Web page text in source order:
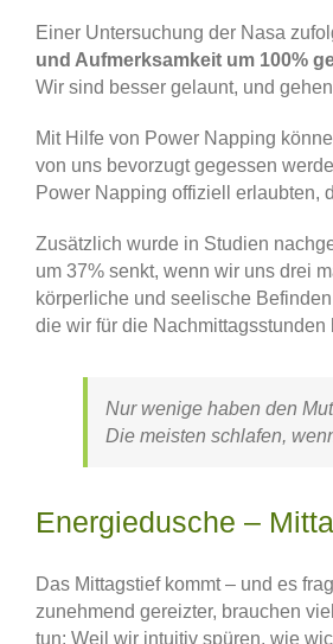
Einer Untersuchung der Nasa
und Aufmerksamkeit um 100%
Wir sind besser gelaunt, und
Mit Hilfe von Power Napping
von uns bevorzugt gegessen
Power Napping offiziell erlaubten,
Zusätzlich wurde in Studien
um 37% senkt, wenn wir uns drei
körperliche und seelische
die wir für die Nachmittagsstunden
Nur wenige haben den
Die meisten schlafen,
Energiedusche –
Das Mittagstief kommt – und es
zunehmend gereizter, brauchen
tun: Weil wir intuitiv spüren, wie